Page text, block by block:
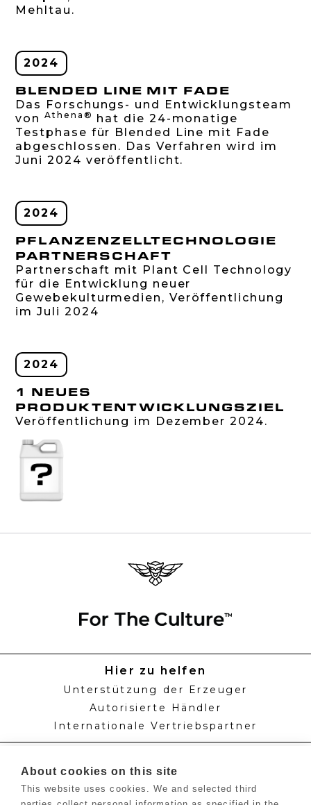
Mehltau.
2024
BLENDED LINE MIT FADE
Das Forschungs- und Entwicklungsteam
vonAthena® hat die 24-monatige
Testphase für Blended Line mit Fade
abgeschlossen. Das Verfahren wird im
Juni 2024 veröffentlicht.
2024
PFLANZENZELLTECHNOLOGIE
PARTNERSCHAFT
Partnerschaft mit Plant Cell Technology
für die Entwicklung neuer
Gewebekulturmedien, Veröffentlichung
im Juli 2024
2024
1 NEUES
PRODUKTENTWICKLUNGSZIEL
Veröffentlichung im Dezember 2024.
Hier zu helfen
Unterstützung der Erzeuger
Autorisierte Händler
Internationale Vertriebspartner
Zeitpläne für die Fütterung
Verfahren
About cookies on this site
This website uses cookies. We and selected third